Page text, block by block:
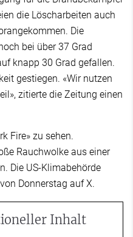
die Löscharbeiten auch
Die
bei über 37 Grad
knapp 30 Grad gefallen.
gestiegen. «Wir nutzen
zitierte die Zeitung einen
Fire» zu sehen.
Rauchwolke aus einer
Die US-Klimabehörde
Donnerstag auf X.
Inhalt